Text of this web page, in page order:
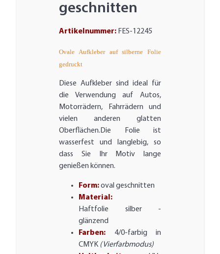
geschnitten
Artikelnummer: FES-12245
Ovale Aufkleber auf silberne Folie
gedruckt
Diese Aufkleber sind ideal für
die Verwendung auf Autos,
Motorrädern, Fahrrädern und
vielen anderen glatten
Oberflächen.Die Folie ist
wasserfest und langlebig, so
dass Sie Ihr Motiv lange
genießen können.
Form:oval geschnitten
Material:
Haftfolie silber -
glänzend
Farben: 4/0-farbig in
CMYK (Vierfarbmodus)